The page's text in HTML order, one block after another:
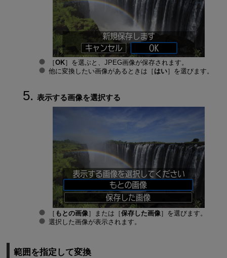
［OK］を選ぶと、JPEG画像が保存されます。
他に変換したい画像があるときは［ はい］を選びます。
表示する画像を選択する
［ もとの画像 ］または［保存した画像 ］を選びます。
選択した画像が表示されます。
範囲を指定して変換